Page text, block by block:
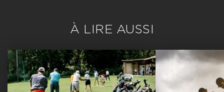
À LIRE AUSSI